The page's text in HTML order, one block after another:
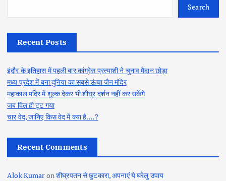
Search
Recent Posts
इंदौर के इतिहास में पहली बार कांग्रेस प्रत्याशी ने चुनाव मैदान छोड़ा
मध्य प्रदेश में बना दुनिया का सबसे ऊंचा जैन मंदिर
महाकाल मंदिर में शुल्क देकर भी शीघ्र दर्शन नहीं कर सकेंगे
जब दिल ही टूट गया
चार वेद, जानिए किस वेद में क्या है….?
Recent Comments
Alok Kumaronशीघ्रपतन से छुटकारा, अपनाएं ये घरेलु उपाय